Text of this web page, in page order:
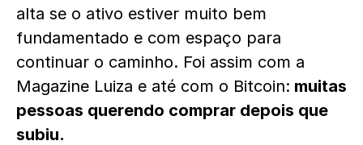
alta se o ativo estiver muito bem
fundamentado e com espaço para
continuar o caminho. Foi assim com a
Magazine Luiza e até com o Bitcoin: muitas
pessoas querendo comprar depois que
subiu.